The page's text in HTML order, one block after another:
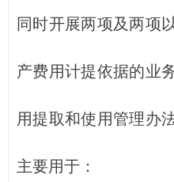
同时开展两项及两项
产费用计提依据的业
用提取和使用管理办
主要用于：